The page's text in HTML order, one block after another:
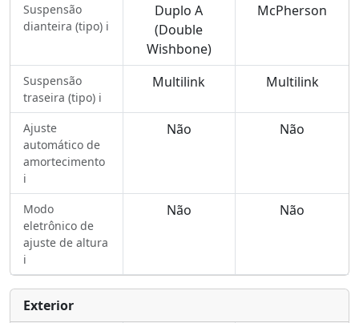
Suspensão
dianteira (tipo) ℹ️
Duplo A
(Double
Wishbone)
McPherson
Suspensão
traseira (tipo) ℹ️
Multilink Multilink
Ajuste
automático de
amortecimento
ℹ️
Não Não
Modo
eletrônico de
ajuste de altura
ℹ️
Não Não
Exterior